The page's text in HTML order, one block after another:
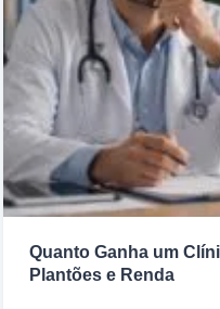
Quanto Ganha um
Plantões e Renda